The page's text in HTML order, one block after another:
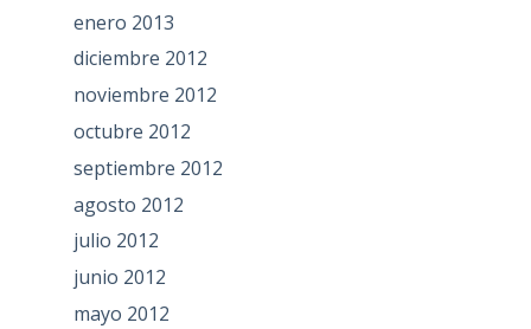
enero 2013
diciembre 2012
noviembre 2012
octubre 2012
septiembre 2012
agosto 2012
julio 2012
junio 2012
mayo 2012